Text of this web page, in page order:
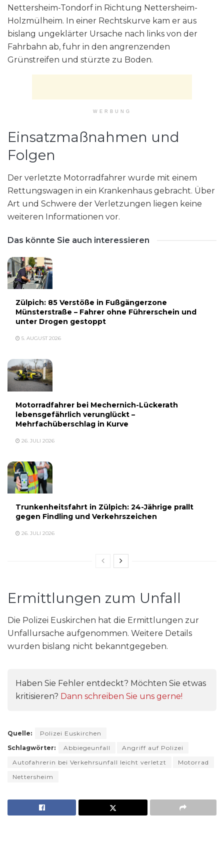
Nettersheim-Tondorf in Richtung Nettersheim-
Holzmülheim. In einer Rechtskurve kam er aus
bislang ungeklärter Ursache nach links von der
Fahrbahn ab, fuhr in den angrenzenden
Grünstreifen und stürzte zu Boden.
WERBUNG
Einsatzmaßnahmen und
Folgen
Der verletzte Motorradfahrer wurde mit einem
Rettungswagen in ein Krankenhaus gebracht. Über
Art und Schwere der Verletzungen liegen keine
weiteren Informationen vor.
Das könnte Sie auch interessieren
Zülpich: 85 Verstöße in Fußgängerzone
Münsterstraße – Fahrer ohne Führerschein und
unter Drogen gestoppt
5. AUGUST 2026
Motorradfahrer bei Mechernich-Lückerath
lebensgefährlich verunglückt –
Mehrfachüberschlag in Kurve
26. JULI 2026
Trunkenheitsfahrt in Zülpich: 24-Jährige prallt
gegen Findling und Verkehrszeichen
26. JULI 2026
Ermittlungen zum Unfall
Die Polizei Euskirchen hat die Ermittlungen zur
Unfallursache aufgenommen. Weitere Details
wurden bislang nicht bekanntgegeben.
Haben Sie Fehler entdeckt? Möchten Sie etwas
kritisieren? Dann schreiben Sie uns gerne!
Quelle:
Polizei Euskirchen
Schlagwörter:
Abbiegeunfall
Angriff auf Polizei
Autofahrerin bei Verkehrsunfall leicht verletzt
Motorrad
Nettersheim